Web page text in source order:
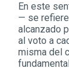
En este
— se
alcanzado
al voto a
misma del